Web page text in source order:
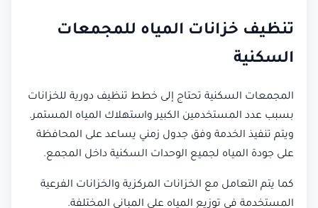
تنظيف خزانات المياه للمجمعات
السكنية
المجمعات السكنية تحتاج إلى خطط تنظيف دورية للخزانات
بسبب عدد المستخدمين الكبير واستهلاك المياه المستمر.
ويتم تنفيذ الخدمة وفق جدول زمني يساعد على المحافظة
على جودة المياه لجميع الوحدات السكنية داخل المجمع.
كما يتم التعامل مع الخزانات المركزية والخزانات الفرعية
المستخدمة في توزيع المياه على المباني المختلفة.